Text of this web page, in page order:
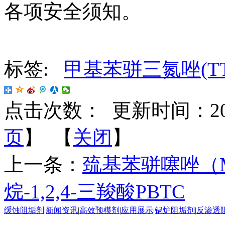
各项安全须知。
标签:
甲基苯骈三氮唑
点击次数：
更新时间：
页】 【 关闭 】
上一条： 巯基苯骈噻唑
烷-1,2,4-三羧酸PBTC
缓蚀阻垢剂 新闻资讯 高效预模剂 应用展示锅炉阻垢剂 反渗透